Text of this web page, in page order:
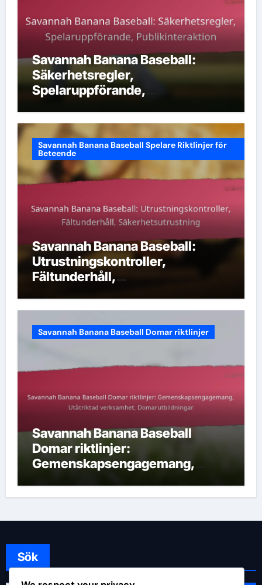
Savannah Banana Baseball:
Säkerhetsregler,
Spelaruppförande,
Savannah Banana Baseball Spelare Riktlinjer för
Beteende
Savannah Banana Baseball:
Utrustningskontroller,
Fältunderhåll,
Savannah Banana Baseball Domar riktlinjer
Savannah Banana Baseball
Domar riktlinjer:
Gemenskapsengagemang,
Domarutbildningar
Sök